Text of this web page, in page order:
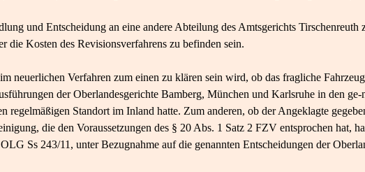
und Entscheidung an eine andere Abteilung des Amtsgerichts Tirschenreuth
die Kosten des Revisionsverfahrens zu befinden sein.
neuerlichen Verfahren zum einen zu klären sein wird, ob das fragliche
der Oberlandesgerichte Bamberg, München und Karlsruhe in den ge-
regelmäßigen Standort im Inland hatte. Zum anderen, ob der Angeklagte
die den Voraussetzungen des § 20 Abs. 1 Satz 2 FZV entsprochen hat,
Ss 243/11, unter Bezugnahme auf die genannten Entscheidungen der